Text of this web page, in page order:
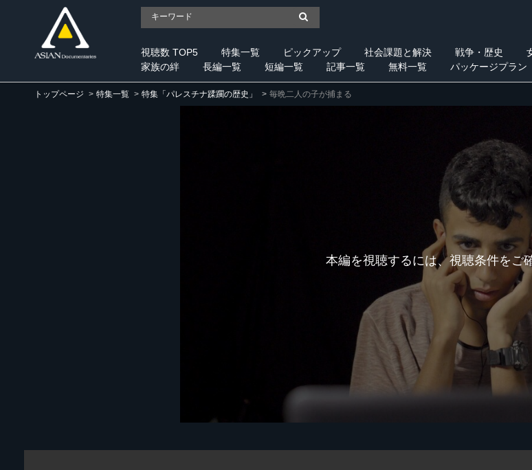
視聴数 TOP5 特集一覧 ピックアップ 社会課題と解決 戦争・歴史
家族の絆
長編一覧 短編一覧 記事一覧 無料一覧 パッケージプラン
トップページ 特集一覧 特集「パレスチナ蹂躙の歴史」 毎晩二人の子が捕まる
本編を視聴するには、視聴条件をご